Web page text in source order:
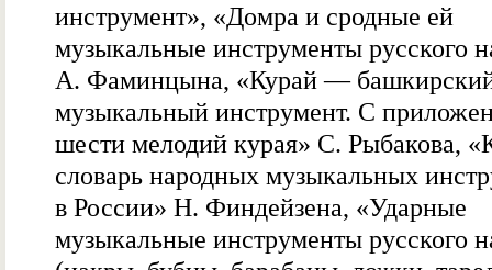
инструмент», «Домра и сродные ей
музыкальные инструменты русского
А. Фаминцына, «Курай —
музыкальный инструмент. С
шести мелодий курая» С. Рыбакова,
словарь народных музыкальных
в России» Н. Финдейзена, «Ударные
музыкальные инструменты русского